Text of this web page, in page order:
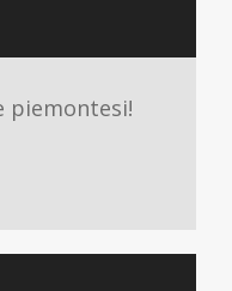
piemontesi!